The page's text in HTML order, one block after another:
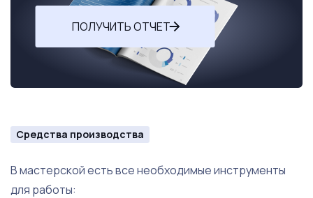
ПОЛУЧИТЬ ОТЧЕТ
Средства производства
В мастерской есть все необходимые инструменты
для работы: